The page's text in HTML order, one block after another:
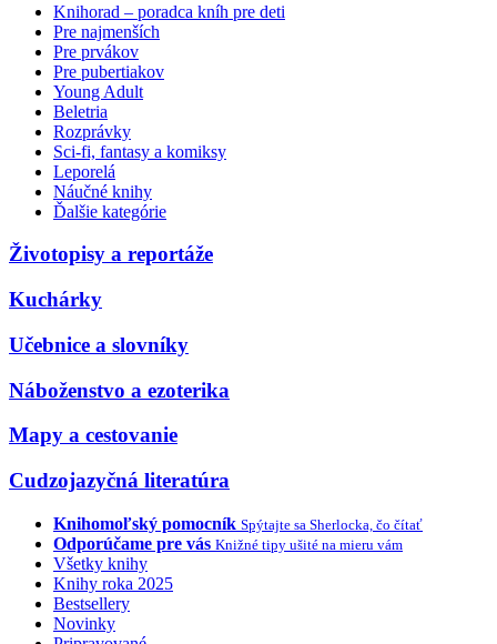
Knihorad – poradca kníh pre deti
Pre najmenších
Pre prvákov
Pre pubertiakov
Young Adult
Beletria
Rozprávky
Sci-fi, fantasy a komiksy
Leporelá
Náučné knihy
Ďalšie kategórie
Životopisy a reportáže
Kuchárky
Učebnice a slovníky
Náboženstvo a ezoterika
Mapy a cestovanie
Cudzojazyčná literatúra
Knihomoľský pomocník Spýtajte sa Sherlocka, čo čítať
Odporúčame pre vás Knižné tipy ušité na mieru vám
Všetky knihy
Knihy roka 2025
Bestsellery
Novinky